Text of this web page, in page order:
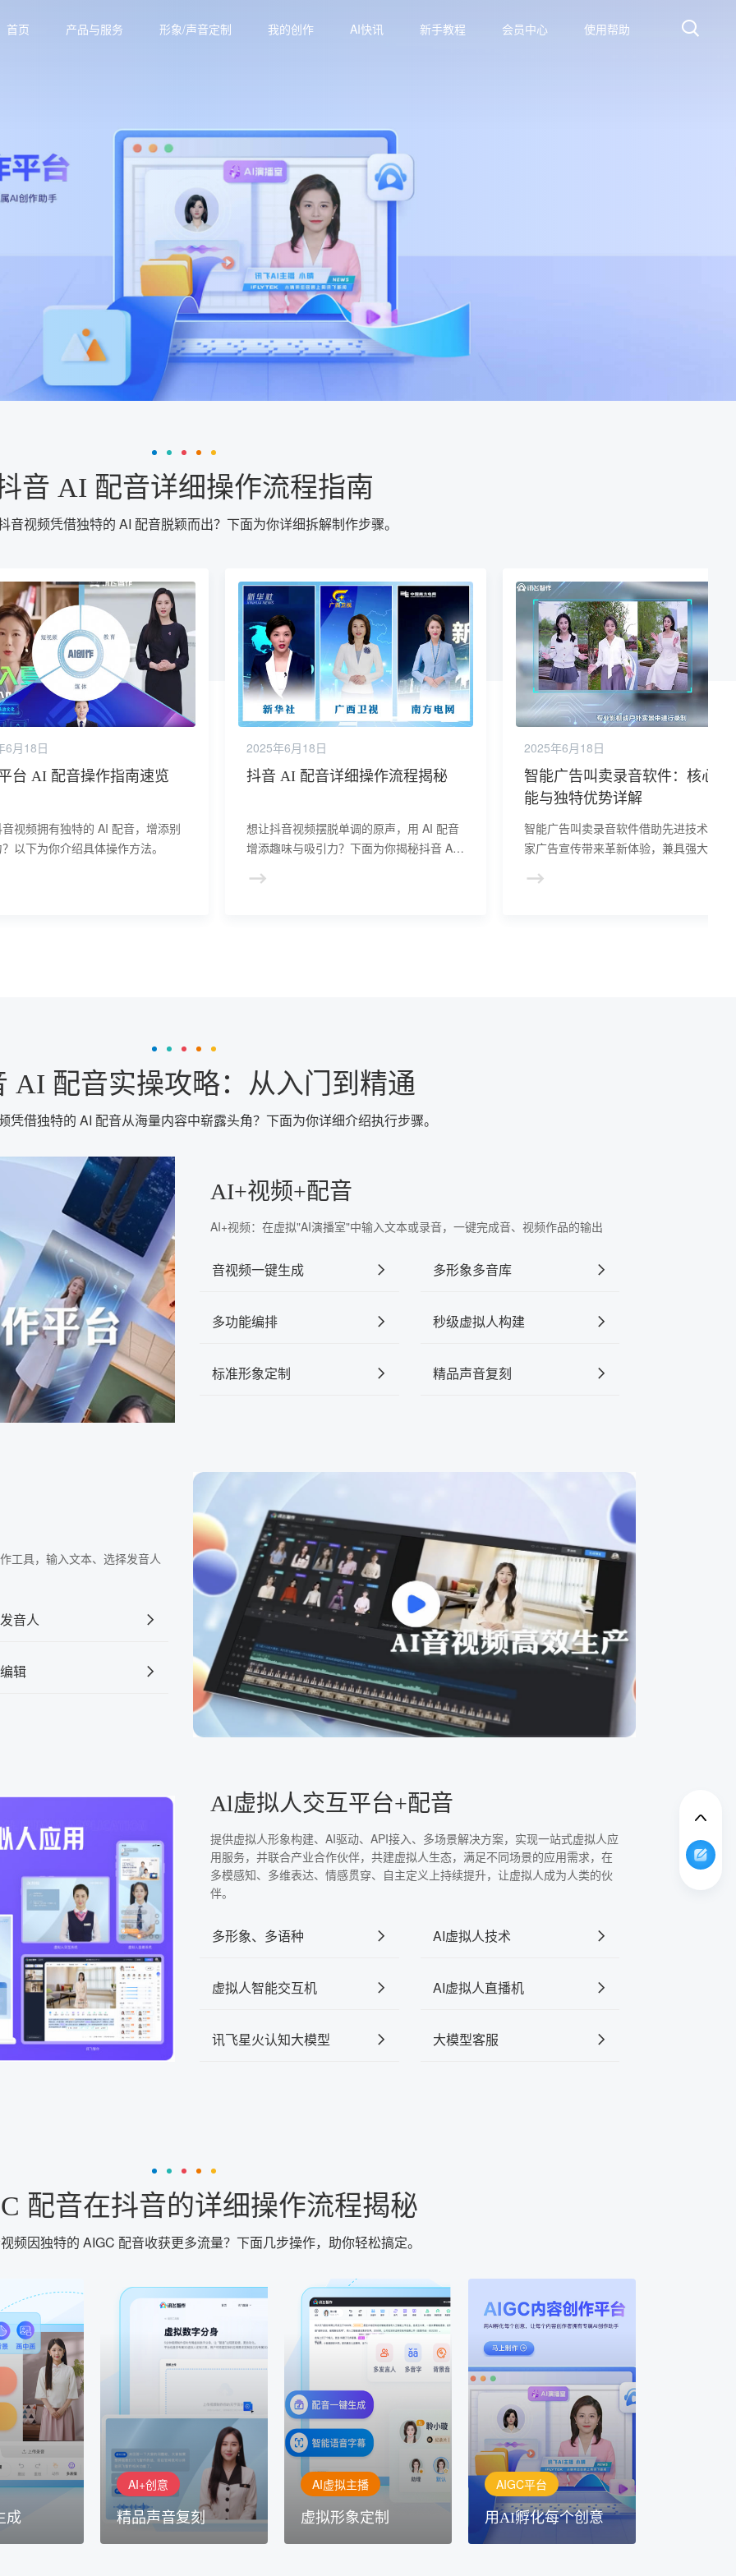
首页 产品与服务 形象/声音定制 我的创作 AI快讯 新手教程 会员中心 使用帮助
音 AI 配音详细操作流程指南
音视频凭借独特的 AI 配音脱颖而出？下面为你详细拆解制作步骤。
6月18日
台 AI 配音操作指南速览
视频拥有独特的 AI 配音，增添别
以下为你介绍具体操作方法。
2025年6月18日
抖音 AI 配音详细操作流程揭秘
想让抖音视频摆脱单调的原声，用 AI 配音
增添趣味与吸引力？下面为你揭秘抖音 AI
2025年6月18日
智能广告叫卖录音软件：核心功
能与独特优势详解
智能广告叫卖录音软件借助先进技术，为
家广告宣传带来革新体验，兼具强大功能
AI 配音实操攻略：从入门到精通
凭借独特的 AI 配音从海量内容中崭露头角？下面为你详细介绍执行步骤。
AI+视频+配音
AI+视频：在虚拟"AI演播室"中输入文本或录音，一键完成音、视频作品的输出
音视频一键生成 多形象多音库
多功能编排 秒级虚拟人构建
标准形象定制 精品声音复刻
工具，输入文本、选择发音人
音人
辑
Al虚拟人交互平台+配音
提供虚拟人形象构建、AI驱动、API接入、多场景解决方案，实现一站式虚拟人应
用服务，并联合产业合作伙伴，共建虚拟人生态，满足不同场景的应用需求，在
多模感知、多维表达、情感贯穿、自主定义上持续提升，让虚拟人成为人类的伙
伴。
多形象、多语种 AI虚拟人技术
虚拟人智能交互机 AI虚拟人直播机
讯飞星火认知大模型 大模型客服
配音在抖音的详细操作流程揭秘
频因独特的 AIGC 配音收获更多流量？下面几步操作，助你轻松搞定。
成
球领先的
AI音频制作
、选择发音
专业音频
AI+创意
精品声音复刻
AI+创意
精品声音复刻
AI+创意：AIGC 能力集中展
示窗口，体验 AIGC 给生活
AI虚拟主播
虚拟形象定制
虚拟形象定制
讯飞智作：让每一个内容创
作者高效生产灵活定制
AIGC平台
用AI孵化每个创意
AIGC平台
用AI孵化每个创意
讯飞AIGC平台：让每个创
作者都拥有自己的专注AI创
作助手